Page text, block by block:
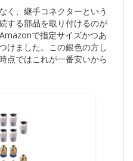
く、継手コネクターという
する部品を取り付けるのが
で指定サイズかつあ
けました。この銀色の方し
点ではこれが一番安いから